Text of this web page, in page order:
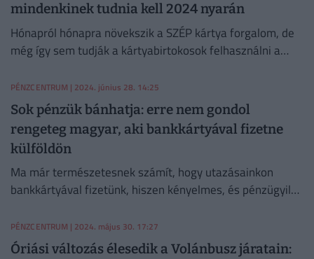
mindenkinek tudnia kell 2024 nyarán
Hónapról hónapra növekszik a SZÉP kártya forgalom, de
még így sem tudják a kártyabirtokosok felhasználni a
PÉNZCENTRUM | 2024. június 28. 14:25
Sok pénzük bánhatja: erre nem gondol
rengeteg magyar, aki bankkártyával fizetne
külföldön
Ma már természetesnek számít, hogy utazásainkon
bankkártyával fizetünk, hiszen kényelmes, és pénzügyileg
még vannak buktatói.
PÉNZCENTRUM | 2024. május 30. 17:27
Óriási változás élesedik a Volánbusz járatain: